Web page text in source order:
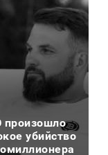
произошло
убийство